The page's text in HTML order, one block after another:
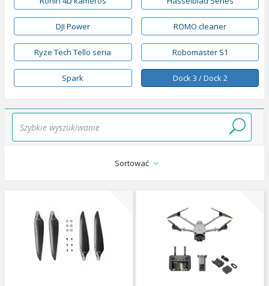
DJI Power ROMO cleaner
Ryze Tech Tello seria Robomaster S1
Spark Dock 3 / Dock 2
Sortować